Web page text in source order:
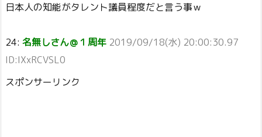
日本人の知能がタレント議員程度だと言う事ｗ
24: 名無しさん＠１周年 2019/09/18(水) 20:00:30.97
ID:IXxRCVSL0
スポンサーリンク